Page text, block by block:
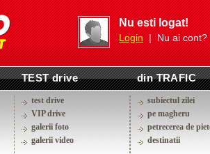
Nu esti logat!
Login| Nu ai cont?
TEST drive din TRAFIC
test drive
VIP drive
galerii foto
galerii video
subiectul zilei
pe magheru
petrecerea de
destinatii